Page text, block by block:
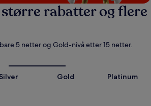
rabatter og flere
5 netter og Gold-nivå etter 15 netter.
Silver Gold Platinum